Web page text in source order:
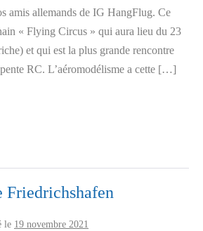
amis allemands de IG HangFlug. Ce
« Flying Circus » qui aura lieu du 23
et qui est la plus grande rencontre
RC. L’aéromodélisme a cette […]
Friedrichshafen
le 19 novembre 2021